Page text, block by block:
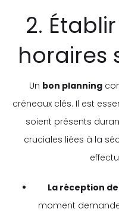
2.
horaires
Un bon planning
créneaux clés. Il est
soient présents
cruciales liées à la
La réception
moment